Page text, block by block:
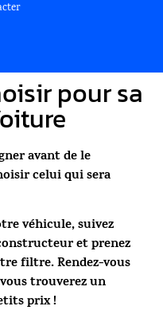
pour sa
avant de le
celui qui sera
véhicule, suivez
et prenez
filtre.Rendez-vous
trouverez un
prix!